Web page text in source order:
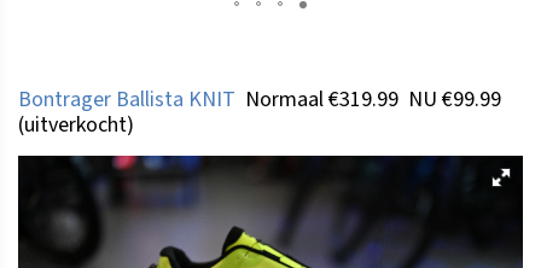
Bontrager Ballista KNIT Normaal €319.99 NU €99.99
(uitverkocht)